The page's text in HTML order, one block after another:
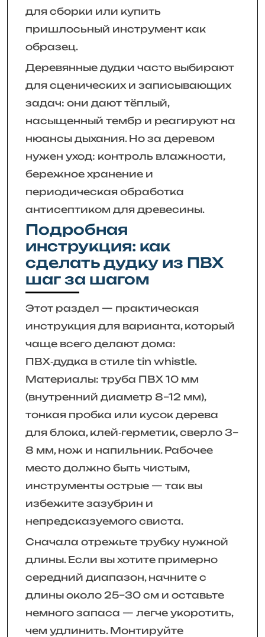
для сборки или купить
пришлосьный инструмент как
образец.
Деревянные дудки часто выбирают
для сценических и записывающих
задач: они дают тёплый,
насыщенный тембр и реагируют на
нюансы дыхания. Но за деревом
нужен уход: контроль влажности,
бережное хранение и
периодическая обработка
антисептиком для древесины.
Подробная
инструкция: как
сделать дудку из ПВХ
шаг за шагом
Этот раздел — практическая
инструкция для варианта, который
чаще всего делают дома:
ПВХ‑дудка в стиле tin whistle.
Материалы: труба ПВХ 10 мм
(внутренний диаметр 8–12 мм),
тонкая пробка или кусок дерева
для блока, клей‑герметик, сверло 3–
8 мм, нож и напильник. Рабочее
место должно быть чистым,
инструменты острые — так вы
избежите зазубрин и
непредсказуемого свиста.
Сначала отрежьте трубку нужной
длины. Если вы хотите примерно
середний диапазон, начните с
длины около 25–30 см и оставьте
немного запаса — легче укоротить,
чем удлинить. Монтируйте